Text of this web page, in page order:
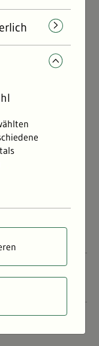
Böden der
sie zu
in